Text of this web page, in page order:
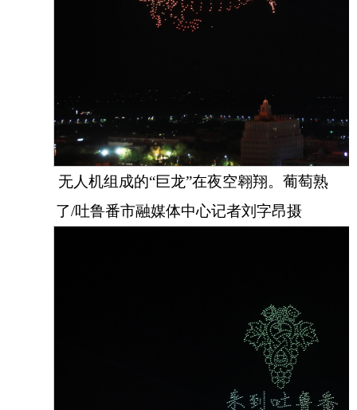
无人机组成的“巨龙”在夜空翱翔。葡萄熟
了/吐鲁番市融媒体中心记者刘字昂摄